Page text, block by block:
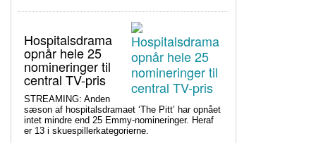
Hospitalsdrama
opnår hele 25
nomineringer til
central TV-pris
STREAMING: Anden
sæson af hospitalsdramaet ‘The Pitt’ har opnået
intet mindre end 25 Emmy-nomineringer. Heraf
er 13 i skuespillerkategorierne.